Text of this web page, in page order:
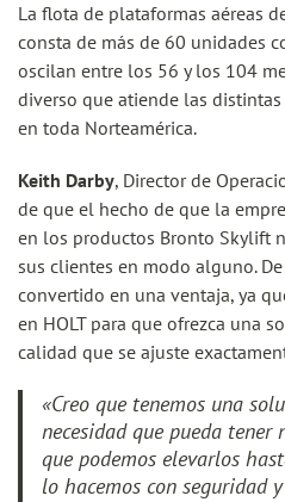
La flota de plataformas aéreas
consta de más de 60 unidades
oscilan entre los 56 y los 104
diverso que atiende las
en toda Norteamérica.
Keith Darby, Director de
de que el hecho de que la
en los productos Bronto Skylift
sus clientes en modo alguno.
convertido en una ventaja, ya
en HOLT para que ofrezca una
calidad que se ajuste
«Creo que tenemos una
necesidad que pueda tener
que podemos elevarlos
lo hacemos con seguridad